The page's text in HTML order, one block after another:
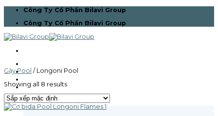
Skip
content
Công Ty Cổ Phần Bilavi Group
Công Ty Cổ Phần Bilavi Group
Giới thiệu
Sản phẩm
Gậy Pool / Longoni Pool
Showing all 8 results